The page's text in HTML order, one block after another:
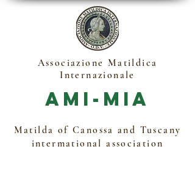
Associazione Matildica
Internazionale
Ami-Mia
Matilda of Canossa and Tuscany
intermational association